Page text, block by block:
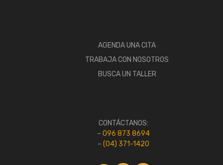
AGENDA UNA CITA
TRABAJA CON NOSOTROS
BUSCA UN TALLER
CONTÁCTANOS:
– 096 873 8694
– (04) 371-1420